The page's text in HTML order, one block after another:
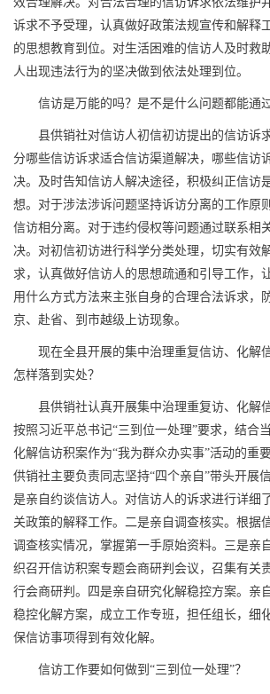
诉求不予受理，认真做好政策法规宣传和解释
的思想教育到位。对生活困难的信访人及时救
人出现违法行为的坚决做到依法处理到位。
信访是万能的吗？是不是什么问题都能通
县供销社对信访人初信初访提出的信访诉
分哪些信访诉求适合信访渠道解决，哪些信访
决。及时告知信访人解决途径，积极纠正信访
想。对于涉法涉诉问题坚持诉访分离的工作原
信访相分离。对于违约侵权等问题通过联系相
决。对初信初访进行科学分类处理，切实有效
求，认真做好信访人的思想疏通和引导工作，
用什么方式方法来主张自身的合理合法诉求，
京、赴省、到市越级上访现象。
现在全县开展的集中治理重复信访、化解
怎样落到实处？
县供销社认真开展集中治理重复访、化解
按照习近平总书记“三到位一处理”要求，结合
化解信访积案作为“我为群众办实事”活动的重
供销社主要负责同志坚持“四个亲自”带头开展
是亲自约谈信访人。对信访人的诉求进行详细
关政策的解释工作。二是亲自调查核实。根据
调查核实情况，掌握第一手原始资料。三是亲
织召开信访积案专题会商研判会议，召集有关
行会商研判。四是亲自研究化解稳控方案。亲
稳控化解方案，成立工作专班，担任组长，细
保信访事项得到有效化解。
信访工作要如何做到“三到位一处理”？